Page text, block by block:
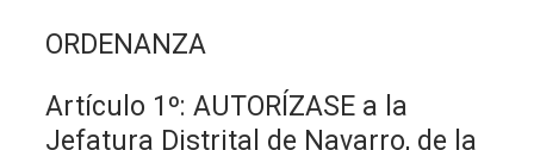
ORDENANZA
Artículo 1º: AUTORÍZASE a la
Jefatura Distrital de Navarro, de la